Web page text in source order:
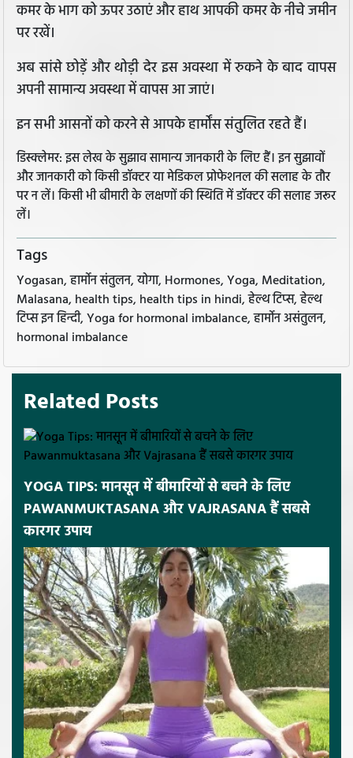
कमर के भाग को ऊपर उठाएं और हाथ आपकी कमर के नीचे जमीन
पर रखें।
अब सांसे छोड़ें और थोड़ी देर इस अवस्था में रुकने के बाद वापस
अपनी सामान्य अवस्था में वापस आ जाएं।
इन सभी आसनों को करने से आपके हार्मोंस संतुलित रहते हैं।
डिस्क्लेमर: इस लेख के सुझाव सामान्य जानकारी के लिए हैं। इन सुझावों
और जानकारी को किसी डॉक्टर या मेडिकल प्रोफेशनल की सलाह के तौर
पर न लें। किसी भी बीमारी के लक्षणों की स्थिति में डॉक्टर की सलाह जरूर
लें।
Tags
Yogasan, हार्मोन संतुलन, योगा, Hormones, Yoga, Meditation,
Malasana, health tips, health tips in hindi, हेल्थ टिप्स, हेल्थ
टिप्स इन हिन्दी, Yoga for hormonal imbalance, हार्मोन असंतुलन,
hormonal imbalance
Related Posts
YOGA TIPS: मानसून में बीमारियों से बचने के लिए
PAWANMUKTASANA और VAJRASANA हैं सबसे
कारगर उपाय